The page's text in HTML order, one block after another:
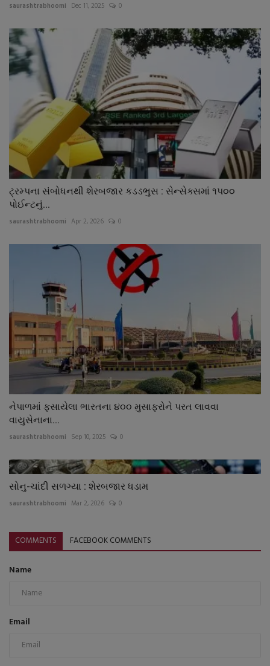
saurashtrabhoomi Dec 11, 2025 0
ટ્રમ્પના સંબોધનથી શેરબજાર કડડભુસ : સેન્સેક્સમાં ૧પ૦૦
પોઈન્ટનું...
saurashtrabhoomi Apr 2, 2026 0
નેપાળમાં ફસાયેલા ભારતના ૪૦૦ મુસાફરોને પરત લાવવા
વાયુસેનાના...
saurashtrabhoomi Sep 10, 2025 0
સોનુ-ચાંદી સળગ્યા : શેરબજાર ધડામ
saurashtrabhoomi Mar 2, 2026 0
COMMENTS FACEBOOK COMMENTS
Name
Email